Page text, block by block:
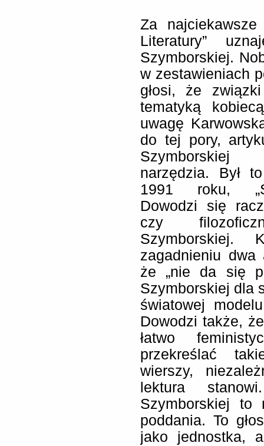
Za
Literatury”
Szymborskiej.
w zestawieniach
głosi, że
tematyką
uwagę
do tej pory,
Szymborskiej
narzędzia. Był
1991 roku,
Dowodzi się
czy
Szymborskiej.
zagadnieniu dwa
że „nie da się
Szymborskiej dla
światowej
Dowodzi także,
łatwo
przekreślać
wierszy,
lektura
Szymborskiej
poddania. To
jako jednostka,